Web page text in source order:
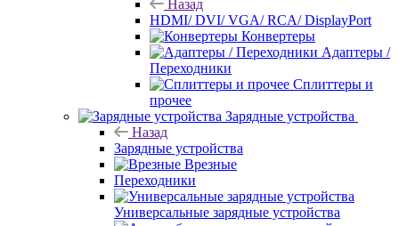
Назад
HDMI/ DVI/ VGA/ RCA/ DisplayPort
Конвертеры
Адаптеры /
Переходники
Сплиттеры и
прочее
Зарядные устройства
Назад
Зарядные устройства
Врезные
Переходники
Универсальные зарядные устройства